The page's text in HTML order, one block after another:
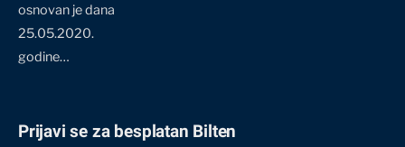
osnovan je dana
25.05.2020.
godine…
Prijavi se za besplatan Bilten